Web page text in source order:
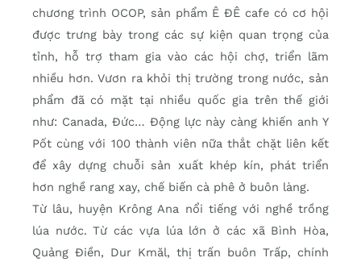
chương trình OCOP, sản phẩm Ê ĐÊ cafe có cơ hội
được trưng bày trong các sự kiện quan trọng của
tỉnh, hỗ trợ tham gia vào các hội chợ, triển lãm
nhiều hơn. Vươn ra khỏi thị trường trong nước, sản
phẩm đã có mặt tại nhiều quốc gia trên thế giới
như: Canada, Đức… Động lực này càng khiến anh Y
Pốt cùng với 100 thành viên nữa thắt chặt liên kết
để xây dựng chuỗi sản xuất khép kín, phát triển
hơn nghề rang xay, chế biến cà phê ở buôn làng.
Từ lâu, huyện Krông Ana nổi tiếng với nghề trồng
lúa nước. Từ các vựa lúa lớn ở các xã Bình Hòa,
Quảng Điền, Dur Kmăl, thị trấn buôn Trấp, chính